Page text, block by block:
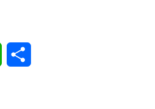
WhatsApp